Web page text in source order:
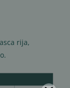
rija,